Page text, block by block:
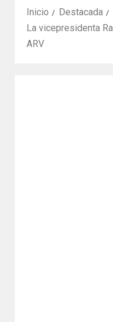
Inicio
Destacada
La vicepresidenta
ARV